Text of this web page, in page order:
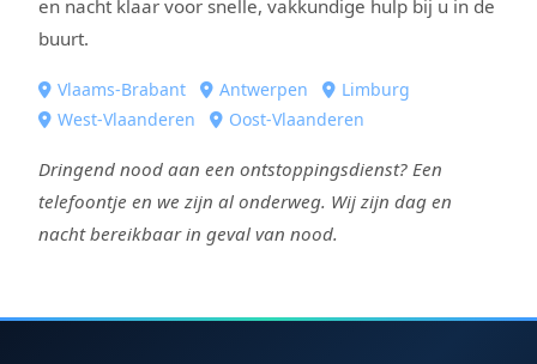
en nacht klaar voor snelle, vakkundige hulp bij u in de
buurt.
Vlaams-Brabant Antwerpen
Limburg
West-Vlaanderen
Oost-Vlaanderen
Dringend nood aan een ontstoppingsdienst? Een
telefoontje en we zijn al onderweg. Wij zijn dag en
nacht bereikbaar in geval van nood.